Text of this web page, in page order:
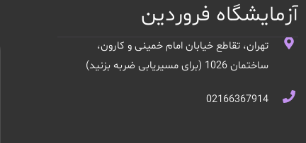
آزمایشگاه فروردین
تهران، تقاطع خیابان امام خمینی و کارون،
ساختمان 1026 (برای مسیریابی ضربه بزنید)
02166367914